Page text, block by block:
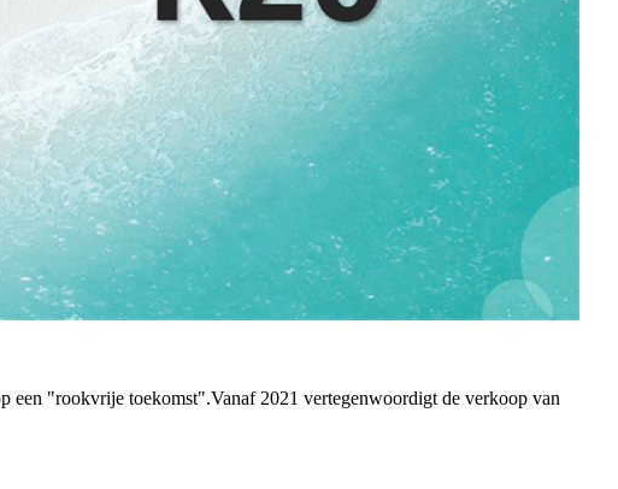
"rookvrije toekomst".Vanaf 2021 vertegenwoordigt de verkoop van